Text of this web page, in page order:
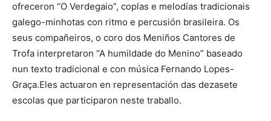
ofreceron “O Verdegaio”, coplas e melodías tradicionais
galego-minhotas con ritmo e percusión brasileira. Os
seus compañeiros, o coro dos Meniños Cantores de
Trofa interpretaron “A humildade do Menino” baseado
nun texto tradicional e con música Fernando Lopes-
Graça.Eles actuaron en representación das dezasete
escolas que participaron neste traballo.